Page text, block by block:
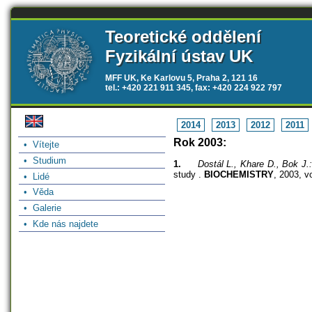
Teoretické oddělení
Fyzikální ústav UK
MFF UK, Ke Karlovu 5, Praha 2, 121 16
tel.: +420 221 911 345, fax: +420 224 922 797
• Vítejte
• Studium
• Lidé
• Věda
• Galerie
• Kde nás najdete
2014 2013 2012 2011
Rok 2003:
1.
Dostál L., Khare D., Bok
study .BIOCHEMISTRY , 2003,